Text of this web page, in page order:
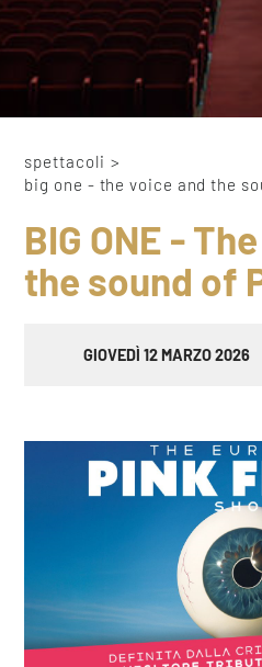
spettacoli >
big one - the voice and the
BIG ONE -
the sound of
GIOVEDÌ 12 MARZO 2026